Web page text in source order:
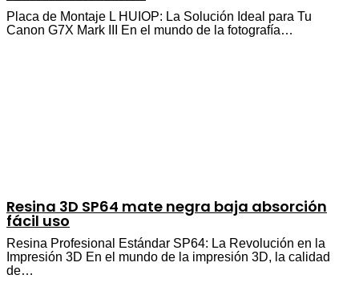
Placa de Montaje L HUIOP: La Solución Ideal para Tu
Canon G7X Mark III En el mundo de la fotografía…
Resina 3D SP64 mate negra baja absorción
fácil uso
Resina Profesional Estándar SP64: La Revolución en la
Impresión 3D En el mundo de la impresión 3D, la calidad
de…